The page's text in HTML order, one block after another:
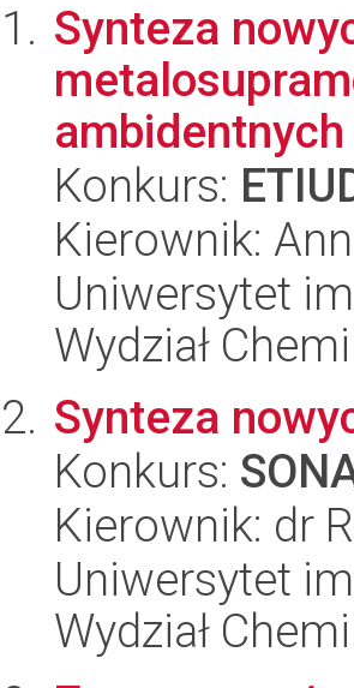
Synteza
Konkurs:
Kierownik:
Uniwersytet
Wydział
Synteza
Konkurs:
Kierownik: dr
Uniwersytet
Wydział